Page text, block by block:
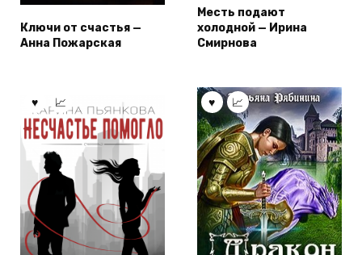
Ключи от счастья —
Анна Пожарская
Месть подают
холодной — Ирина
Смирнова